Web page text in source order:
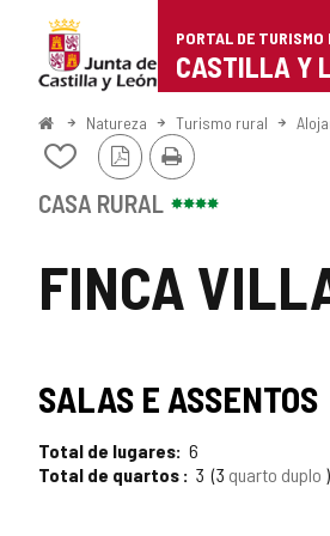
Portal
de
Turismo
Castilla
León
PORTAL DE TURISMO
CASTILLA Y
ComeçoNatureza Turismo rural
FINCA
Adicionar
remover
cadernos
Versão
PDF
Imprimir
CASA RURAL
SALAS E ASSENTOS
Total de lugares 6
Total de quartos
3 3 quarto duplo